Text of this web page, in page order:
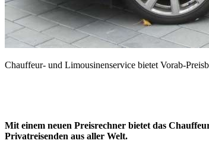
Chauffeur- und Limousinenservice bietet Vorab-
Mit einem neuen Preisrechner bietet das
Privatreisenden aus aller Welt.